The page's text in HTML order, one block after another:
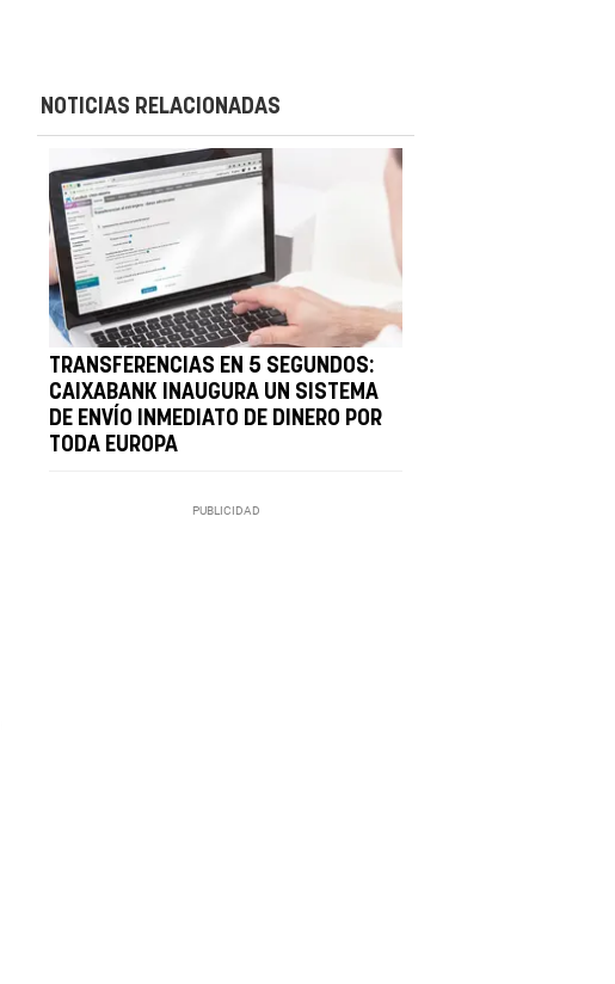
NOTICIAS RELACIONADAS
TRANSFERENCIAS EN 5 SEGUNDOS:
CAIXABANK INAUGURA UN SISTEMA
DE ENVÍO INMEDIATO DE DINERO POR
TODA EUROPA